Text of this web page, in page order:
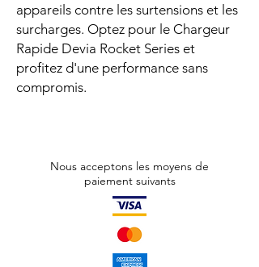
appareils contre les surtensions et les
surcharges. Optez pour le Chargeur
Rapide Devia Rocket Series et
profitez d'une performance sans
compromis.
Nous acceptons les moyens de
paiement suivants